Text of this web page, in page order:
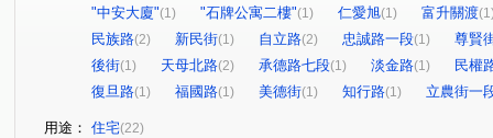
"中安大廈"(1) "石牌公寓二樓"(1) 仁愛旭(1) 富升關渡
民族路(2) 新民街(1) 自立路(2) 忠誠路一段(1)
尊賢
後街(1) 天母北路(2) 承德路七段(1) 淡金路(1)
民權
復旦路(1) 福國路(1) 美德街(1) 知行路(1) 立農街一
用途： 住宅(22)